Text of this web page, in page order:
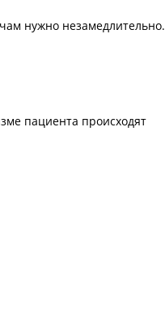
нужно незамедлительно.
пациента происходят